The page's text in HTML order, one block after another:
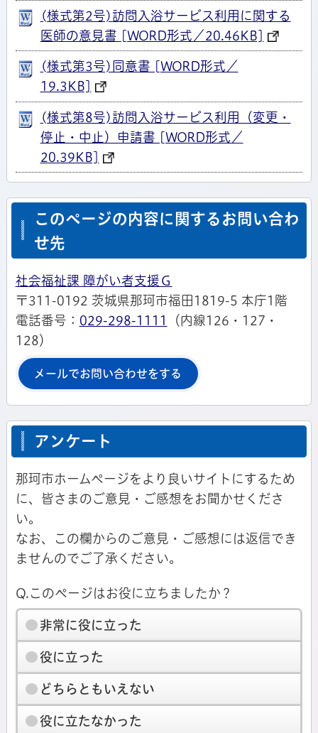
(様式第2号)訪問入浴サービス利用に関する
医師の意見書 [WORD形式／20.46KB]
(様式第3号)同意書 [WORD形式／
19.3KB]
(様式第8号)訪問入浴サービス利用（変更・
停止・中止）申請書 [WORD形式／
20.39KB]
このページの内容に関するお問い合わ
せ先
社会福祉課 障がい者支援Ｇ
〒311-0192 茨城県那珂市福田1819-5 本庁1階
電話番号： 029-298-1111
（内線126・127・
128）
メールでお問い合わせをする
アンケート
那珂市ホームページをより良いサイトにするため
に、皆さまのご意見・ご感想をお聞かせくださ
い。
なお、この欄からのご意見・ご感想には返信でき
ませんのでご了承ください。
Q.このページはお役に立ちましたか？
非常に役に立った
役に立った
どちらともいえない
役に立たなかった